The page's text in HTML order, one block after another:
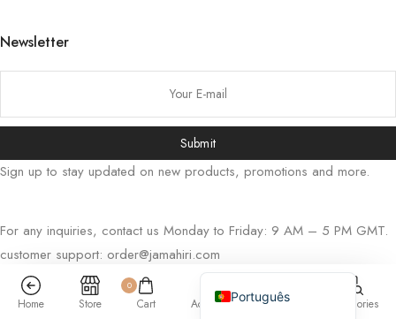
Newsletter
Submit
Sign up to stay updated on new products, promotions and more.
For any inquiries, contact us Monday to Friday: 9 AM – 5 PM GMT.
customer support: order@jamahiri.com
TwitterSpotify
Home Store
0
Cart Account Search Categories
Português
العربية
Español
Italiano